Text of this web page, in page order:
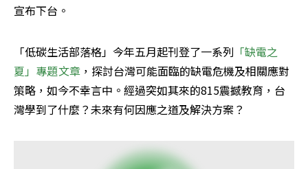
宣布下台。
「低碳生活部落格」今年五月起刊登了一系列 「缺電之
夏」專題文章，探討台灣可能面臨的缺電危機及相關應對
策略，如今不幸言中。經過突如其來的815震撼教育，台
灣學到了什麼？未來有何因應之道及解決方案？